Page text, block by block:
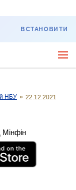
ВСТАНОВИТИ
НБУ » 22.12.2021
Мінфін